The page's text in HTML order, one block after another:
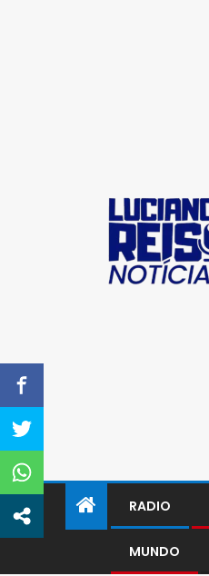
RADIO
MUNDO